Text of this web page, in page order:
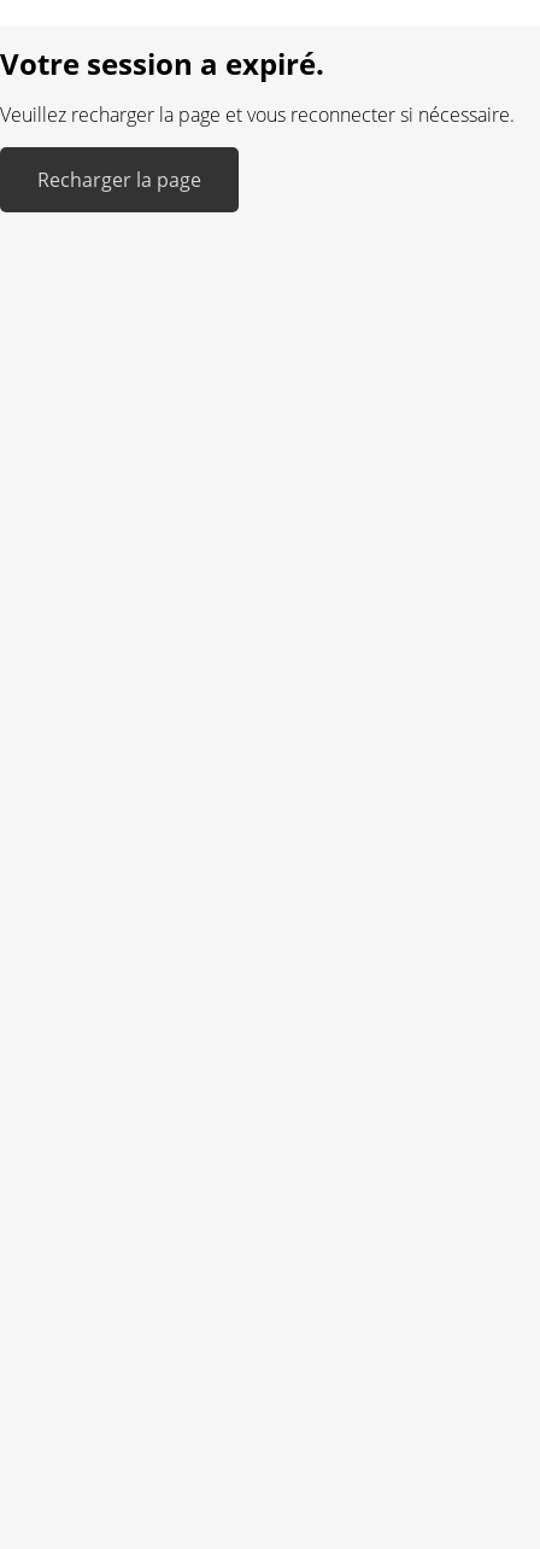
Votre session a expiré.
Veuillez recharger la page et vous reconnecter si nécessaire.
Recharger la page